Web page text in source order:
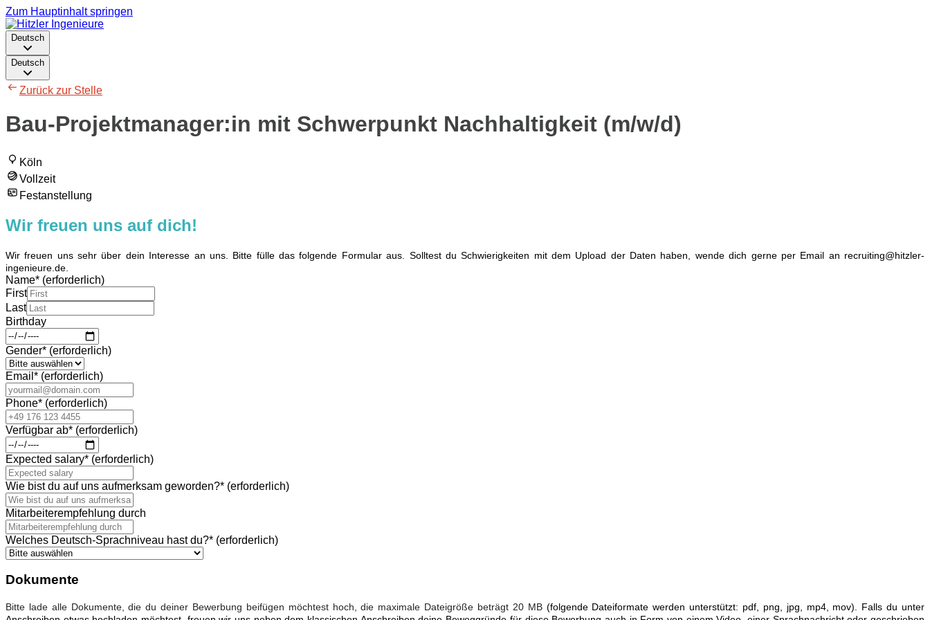
Zum Hauptinhalt springen
Deutsch
Deutsch
Zurück zur Stelle
Bau-Projektmanager:in mit Schwerpunkt Nachhaltigkeit (m/w/d)
Köln
Vollzeit
Festanstellung
Wir freuen uns auf dich!
Wir freuen uns sehr über dein Interesse an uns. Bitte fülle das folgende Formular aus. Solltest du Schwierigkeiten mit dem Upload der Daten haben, wende dich gerne per Email an recruiting@hitzler-
ingenieure.de.
Name* (erforderlich)
First
Last
Birthday
Gender* (erforderlich)
Email * (erforderlich)
Phone* (erforderlich)
Verfügbar ab* (erforderlich)
Expected salary* (erforderlich)
Wie bist du auf uns aufmerksam geworden?* (erforderlich)
Mitarbeiterempfehlung durch
Welches Deutsch-Sprachniveau hast du?* (erforderlich)
Dokumente
Bitte lade alle Dokumente, die du deiner Bewerbung beifügen möchtest hoch, die maximale Dateigröße beträgt 20 MB(folgende Dateiformate werden unterstützt: pdf, png, jpg, mp4, mov). Falls du unter